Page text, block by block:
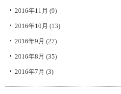
2016年11月 (9)
2016年10月 (13)
2016年9月 (27)
2016年8月 (35)
2016年7月 (3)